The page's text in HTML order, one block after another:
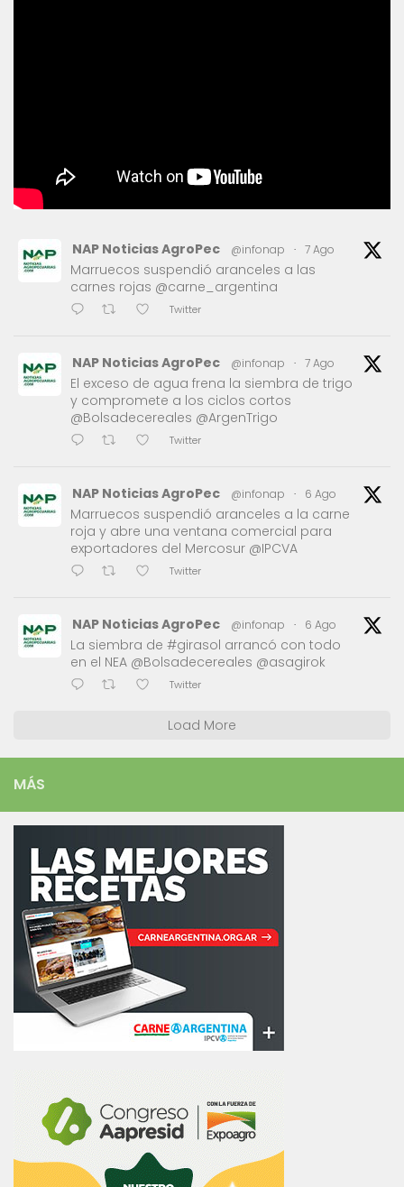
NAP Noticias AgroPec @infonap · 7 Ago
Marruecos suspendió aranceles a las
carnes rojas @carne_argentina
Twitter
NAP Noticias AgroPec @infonap · 7 Ago
El exceso de agua frena la siembra de trigo
y compromete a los ciclos cortos
@Bolsadecereales @ArgenTrigo
Twitter
NAP Noticias AgroPec @infonap · 6 Ago
Marruecos suspendió aranceles a la carne
roja y abre una ventana comercial para
exportadores del Mercosur @IPCVA
Twitter
NAP Noticias AgroPec @infonap · 6 Ago
La siembra de #girasol arrancó con todo
en el NEA @Bolsadecereales @asagirok
Twitter
Load More
MÁS